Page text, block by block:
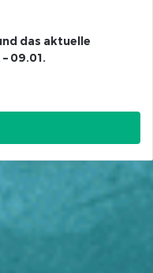
das aktuelle
09.01.